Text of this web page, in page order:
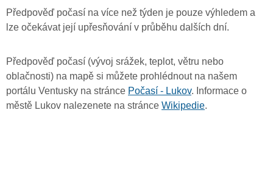
Předpověď počasí na více než týden je pouze výhledem a
lze očekávat její upřesňování v průběhu dalších dní.
Předpověď počasí (vývoj srážek, teplot, větru nebo
oblačnosti) na mapě si můžete prohlédnout na našem
portálu Ventusky na stránce Počasí - Lukov. Informace o
městě Lukov nalezenete na stránce Wikipedie.